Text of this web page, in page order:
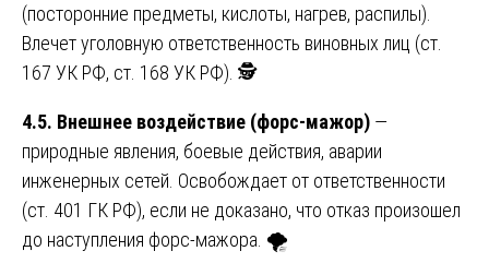
(посторонние предметы, кислоты, нагрев, распилы).
Влечет уголовную ответственность виновных лиц (ст.
167 УК РФ, ст. 168 УК РФ). 🕵️
4.5. Внешнее воздействие (форс-мажор) —
природные явления, боевые действия, аварии
инженерных сетей. Освобождает от ответственности
(ст. 401 ГК РФ), если не доказано, что отказ произошел
до наступления форс-мажора. 🌪️